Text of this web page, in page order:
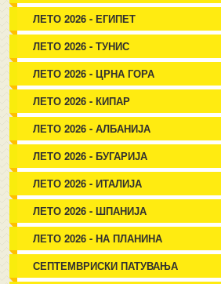
ЛЕТО 2026 - ЕГИПЕТ
ЛЕТО 2026 - ТУНИС
ЛЕТО 2026 - ЦРНА ГОРА
ЛЕТО 2026 - КИПАР
ЛЕТО 2026 - АЛБАНИЈА
ЛЕТО 2026 - БУГАРИЈА
ЛЕТО 2026 - ИТАЛИЈА
ЛЕТО 2026 - ШПАНИЈА
ЛЕТО 2026 - НА ПЛАНИНА
СЕПТЕМВРИСКИ ПАТУВАЊА